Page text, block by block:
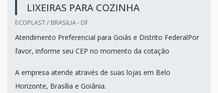
LIXEIRAS PARA COZINHA
ECOPLAST / BRASILIA - DF
Atendimento Preferencial para Goiás e Distrito FederalPor
favor, informe seu CEP no momento da cotação
A empresa atende através de suas lojas em Belo
Horizonte, Brasília e Goiânia.